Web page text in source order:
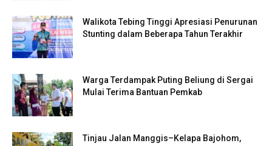
Walikota Tebing Tinggi Apresiasi Penurunan
Stunting dalam Beberapa Tahun Terakhir
Warga Terdampak Puting Beliung di Sergai
Mulai Terima Bantuan Pemkab
Tinjau Jalan Manggis–Kelapa Bajohom,